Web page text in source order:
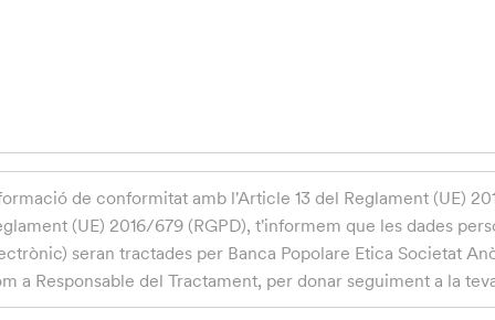
de conformitat amb l'Article 13 del Reglament (UE)
(UE) 2016/679 (RGPD), t'informem que les dades
seran tractades per Banca Popolare Etica Societat
a Responsable del Tractament, per donar seguiment a la
dades per a la finalitat anteriorment esmentada es basa